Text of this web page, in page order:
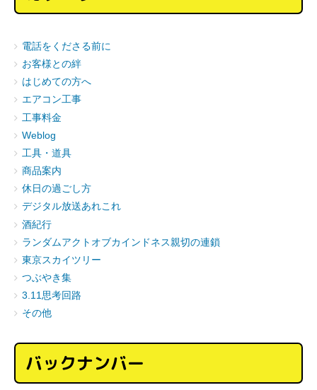
電話をくださる前に
お客様との絆
はじめての方へ
エアコン工事
工事料金
Weblog
工具・道具
商品案内
休日の過ごし方
デジタル放送あれこれ
酒紀行
ランダムアクトオブカインドネス親切の連鎖
東京スカイツリー
つぶやき集
3.11思考回路
その他
バックナンバー